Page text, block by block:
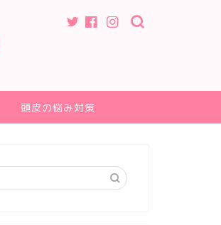
頭皮の悩み対策